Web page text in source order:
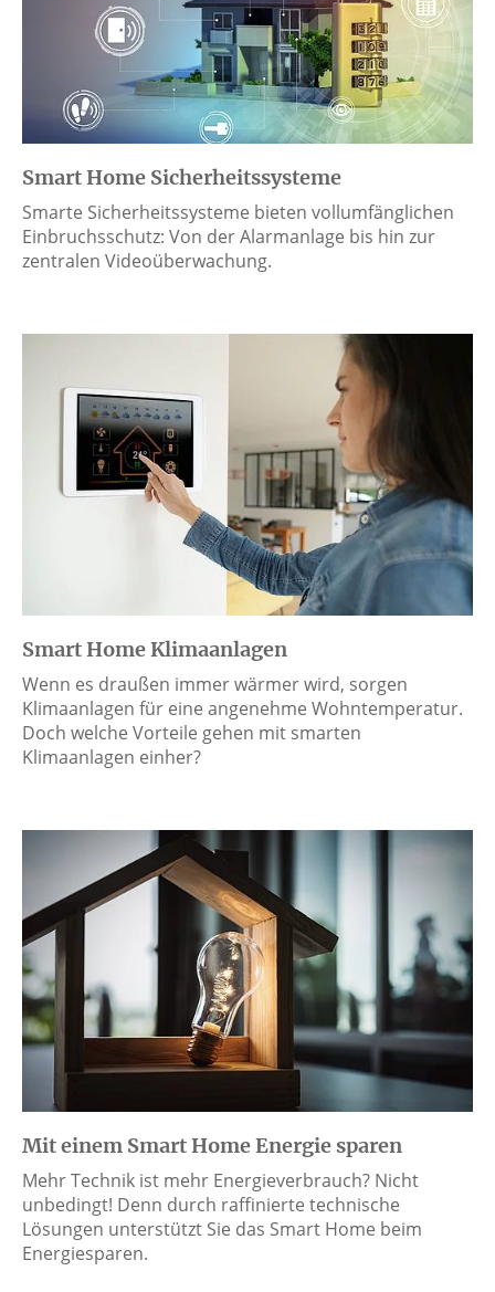
Smart Home Sicherheitssysteme
Smarte Sicherheitssysteme bieten vollumfänglichen
Einbruchsschutz: Von der Alarmanlage bis hin zur
zentralen Videoüberwachung.
Smart Home Klimaanlagen
Wenn es draußen immer wärmer wird, sorgen
Klimaanlagen für eine angenehme Wohntemperatur.
Doch welche Vorteile gehen mit smarten
Klimaanlagen einher?
Mit einem Smart Home Energie sparen
Mehr Technik ist mehr Energieverbrauch? Nicht
unbedingt! Denn durch raffinierte technische
Lösungen unterstützt Sie das Smart Home beim
Energiesparen.